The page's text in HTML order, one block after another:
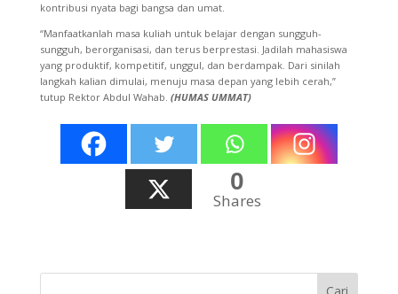
kontribusi nyata bagi bangsa dan umat.
“Manfaatkanlah masa kuliah untuk belajar dengan sungguh-
sungguh, berorganisasi, dan terus berprestasi. Jadilah mahasiswa
yang produktif, kompetitif, unggul, dan berdampak. Dari sinilah
langkah kalian dimulai, menuju masa depan yang lebih cerah,”
tutup Rektor Abdul Wahab. (HUMAS UMMAT)
0
Shares